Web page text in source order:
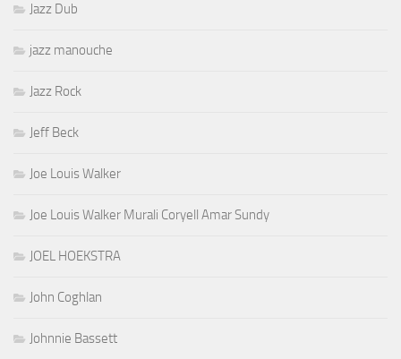
Jazz Dub
jazz manouche
Jazz Rock
Jeff Beck
Joe Louis Walker
Joe Louis Walker Murali Coryell Amar Sundy
JOEL HOEKSTRA
John Coghlan
Johnnie Bassett